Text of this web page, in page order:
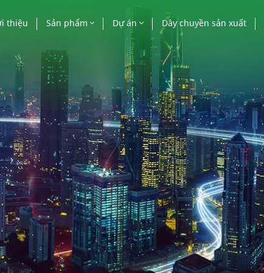
thiệu Sản phẩm
Vách mặt dựng
Lan can, mái kính, lam
nhôm
Dự án
Công trình nhà nước
Công trình cao tầng
Biệt thự, villa, khác
Dây chuyền sản xuất